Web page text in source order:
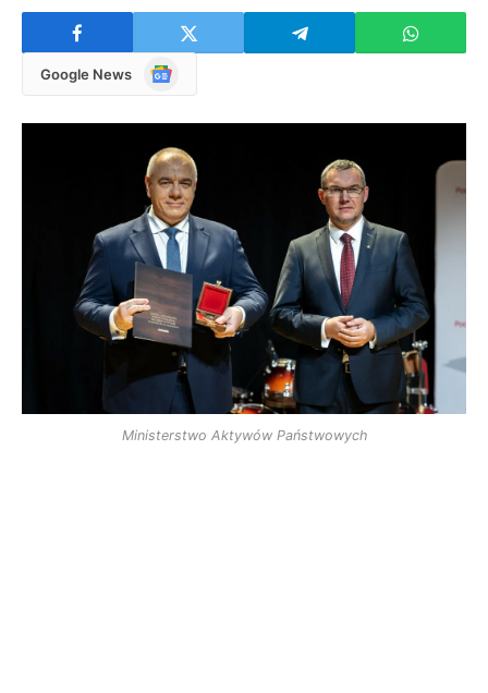
Google News
Google
Ministerstwo Aktywów Państwowych